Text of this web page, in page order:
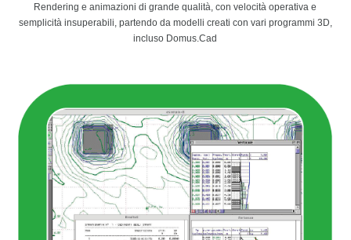
Rendering e animazioni di grande qualità, con velocità operativa e
semplicità insuperabili, partendo da modelli creati con vari programmi 3D,
incluso Domus.Cad